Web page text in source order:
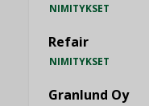
NIMITYKSET
Refair
NIMITYKSET
Granlund Oy